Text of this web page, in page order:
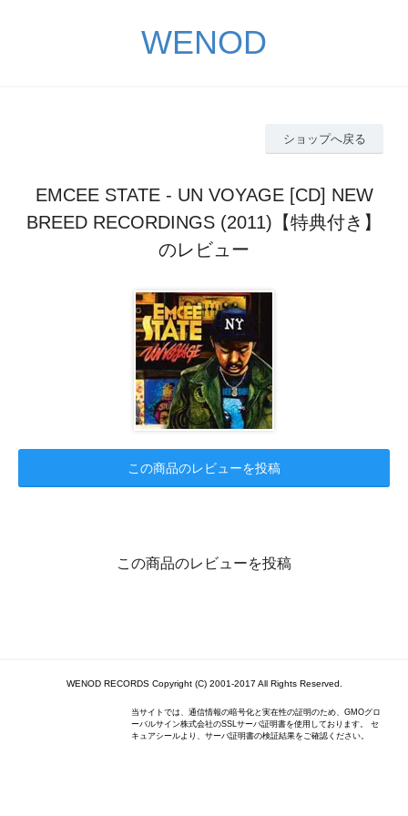
WENOD
ショップへ戻る
EMCEE STATE - UN VOYAGE [CD] NEW
BREED RECORDINGS (2011)【特典付き】
のレビュー
この商品のレビューを投稿
この商品のレビューを投稿
WENOD RECORDS Copyright (C) 2001-2017 All Rights Reserved.
当サイトでは、通信情報の暗号化と実在性の証明のため、GMOグロ
ーバルサイン株式会社のSSLサーバ証明書を使用しております。 セ
キュアシールより、サーバ証明書の検証結果をご確認ください。